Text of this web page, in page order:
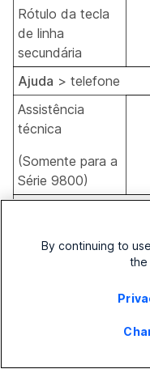
Rótulo da tecla
de linha
secundária
Ajuda > telefone
Assistência
técnica
(Somente para a
Série 9800)
By continuing to
the